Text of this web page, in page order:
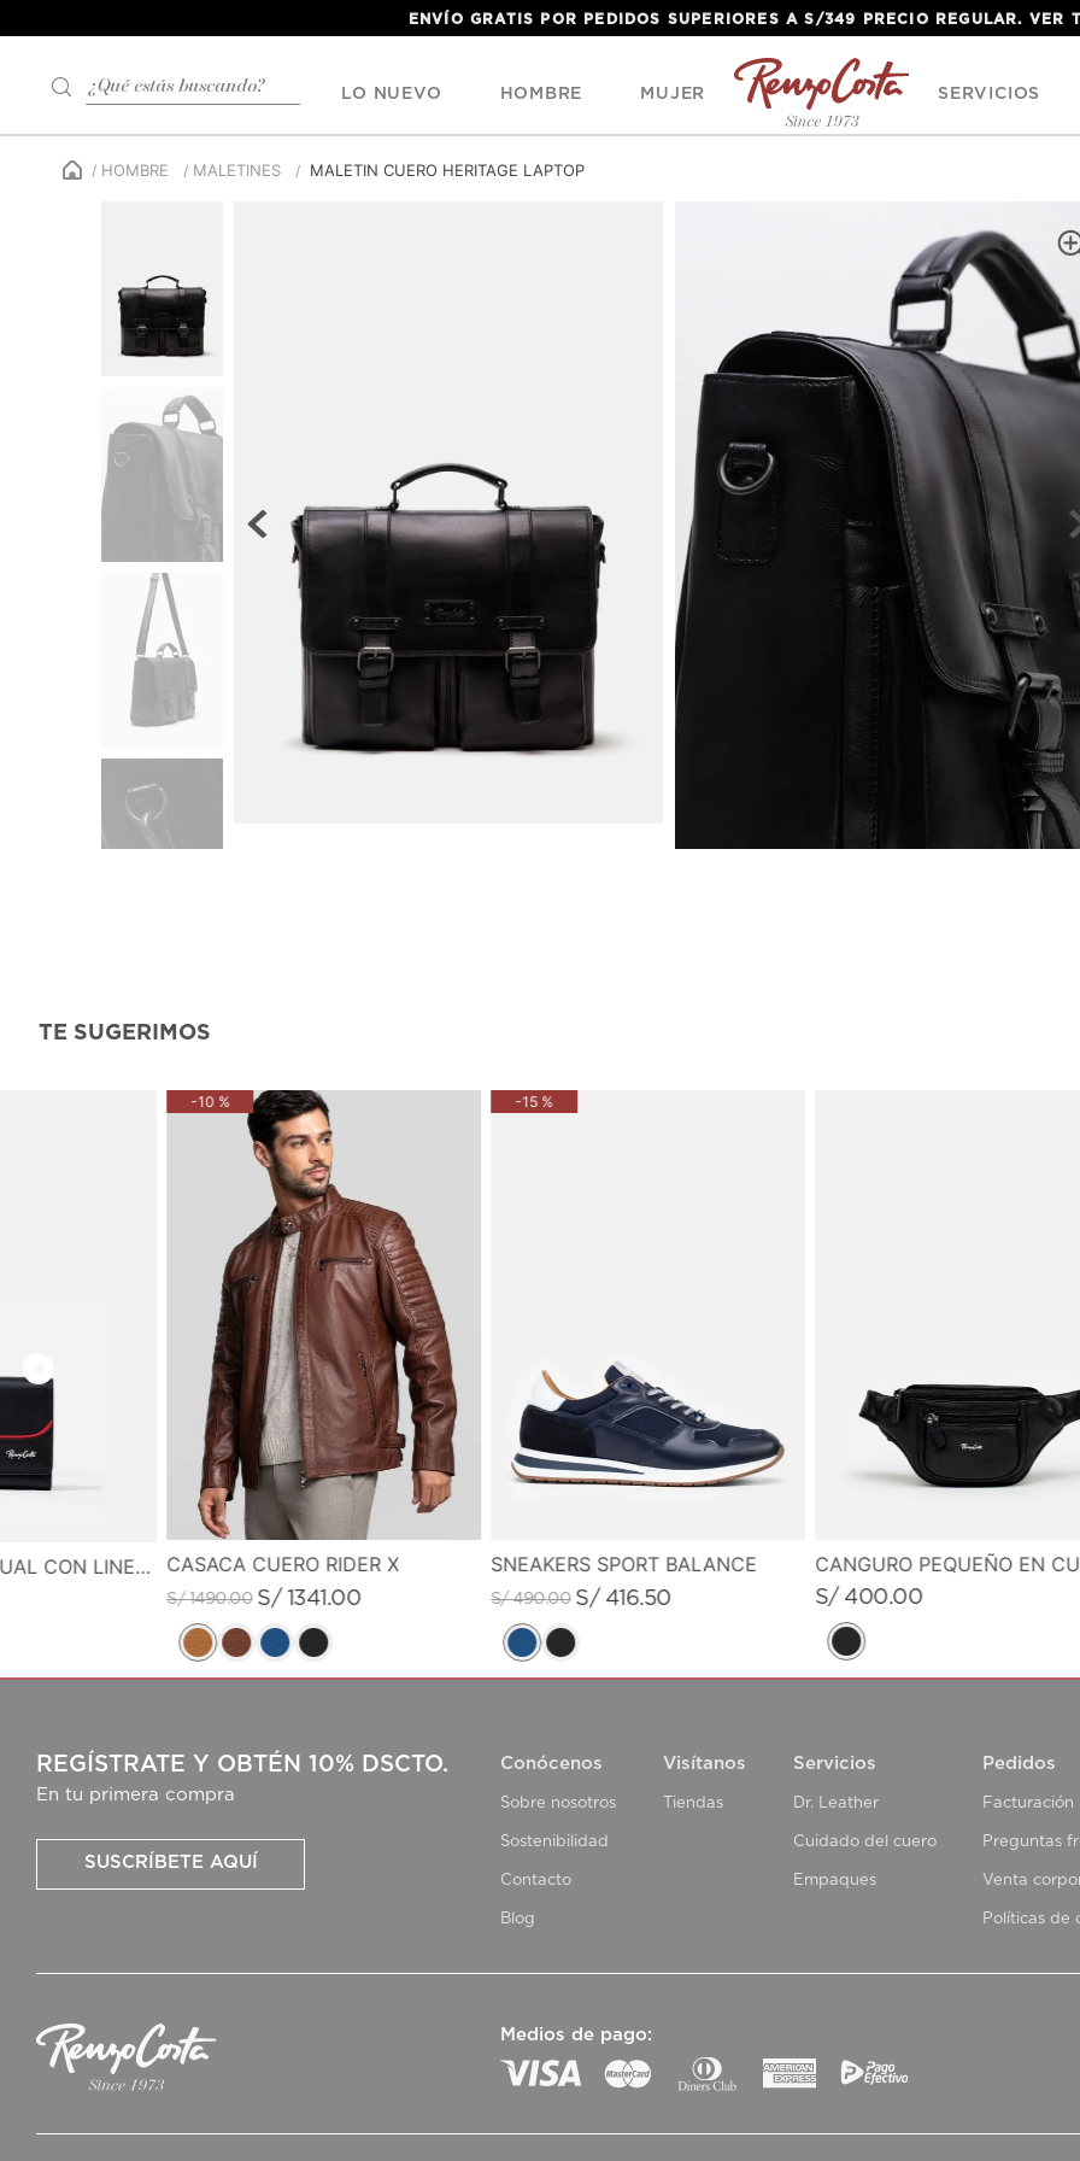
ENVÍO GRATIS POR PEDIDOS SUPERIORES A S/349 PRECIO REGULAR. VER
LO NUEVO HOMBRE MUJER SERVICIOS
HOMBRE MALETINES MALETIN CUERO HERITAGE LAPTOP
TE SUGERIMOS
MONEDERO CASUAL CON LINEA DE COLOR EN CONTRASTE
-10 %
CASACA CUERO RIDER X
S/ 1490.00 S/ 1341.00
-15 %
SNEAKERS SPORT BALANCE
S/ 490.00 S/ 416.50 S/ 400.00
REGÍSTRATE Y OBTÉN 10% DSCTO.
En tu primera compra
SUSCRÍBETE AQUÍ
Conócenos
Sobre nosotros
Sostenibilidad
Contacto
Blog
Visítanos
Tiendas
Servicios
Dr. Leather
Cuidado del cuero
Empaques
Pedidos
Facturación
Preguntas
Venta
Políticas de
Medios de pago: